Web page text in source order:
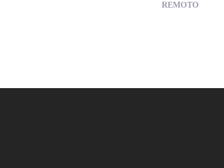
REMOTO